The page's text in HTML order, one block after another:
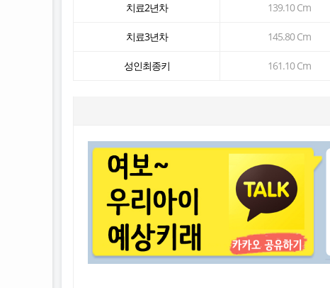
치료2년차 139.10 Cm
치료3년차 145.80 Cm
성인최종키 161.10 Cm